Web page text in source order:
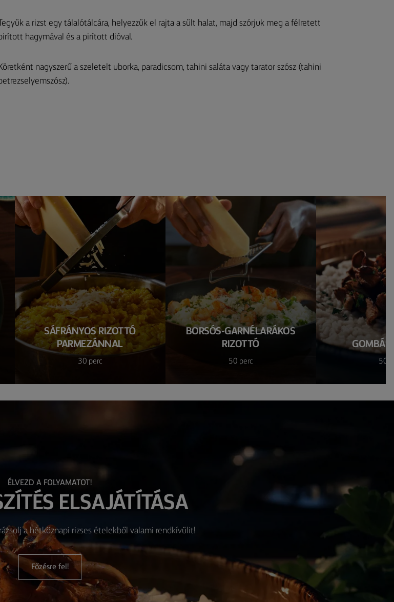
a rizst egy tálalótálcára, helyezzük el rajta a sült halat, majd szórjuk meg a félretett
hagymával és a pirított dióval.
nagyszerű a szeletelt uborka, paradicsom, tahini saláta vagy tarator szósz (tahini
SÁFRÁNYOS RIZOTTÓ
PARMEZÁNNAL
30 perc
BORSÓS-GARNÉLARÁKOS
RIZOTTÓ
50 perc
GOMBÁS
50
ÉLVEZD A FOLYAMATOT!
ELSAJÁTÍTÁSA
a hétköznapi rizses ételekből valami rendkívülit!
Főzésre fel!